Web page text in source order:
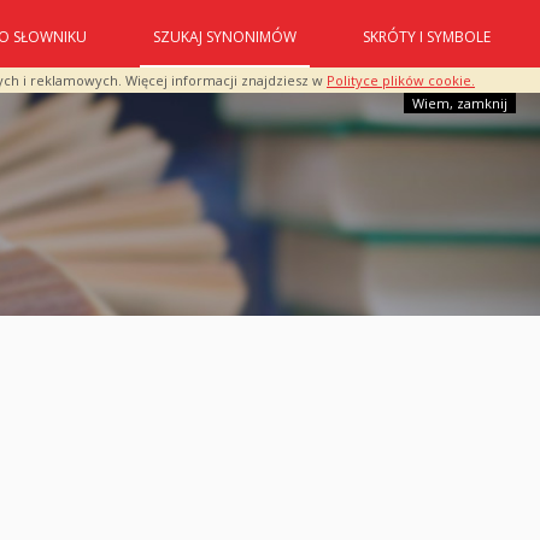
i reklamowych. Więcej informacji znajdziesz w Polityce plików cookie.
Wiem, zamknij
O SŁOWNIKU SZUKAJ SYNONIMÓW SKRÓTY I SYMBOLE